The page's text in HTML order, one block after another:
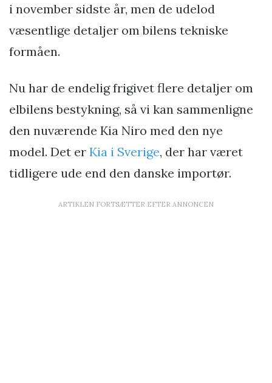
i november sidste år, men de udelod
væsentlige detaljer om bilens tekniske
formåen.
Nu har de endelig frigivet flere detaljer om
elbilens bestykning, så vi kan sammenligne
den nuværende Kia Niro med den nye
model. Det er Kia i Sverige, der har været
tidligere ude end den danske importør.
ARTIKLEN FORTSÆTTER EFTER ANNONCEN